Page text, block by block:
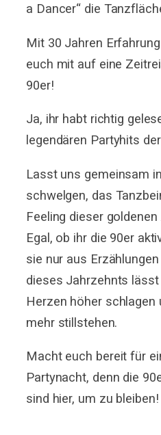
a Dancer“ die
Mit 30 Jahren
euch mit auf eine
90er!
Ja, ihr habt richtig
legendären Partyhits
Lasst uns gemeinsam
schwelgen, das
Feeling dieser
Egal, ob ihr die 90er
sie nur aus
dieses Jahrzehnts
Herzen höher schlagen
mehr stillstehen.
Macht euch bereit für
Partynacht, denn die
sind hier, um zu bleiben!